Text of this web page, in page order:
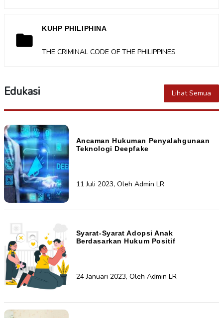
folder
KUHP PHILIPHINA
THE CRIMINAL CODE OF THE PHILIPPINES
Edukasi Lihat Semua
Ancaman Hukuman Penyalahgunaan
Teknologi Deepfake
11 Juli 2023, Oleh Admin LR
Syarat-Syarat Adopsi Anak
Berdasarkan Hukum Positif
24 Januari 2023, Oleh Admin LR